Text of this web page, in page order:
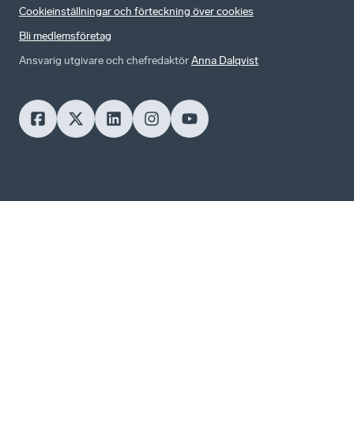
Cookieinställningar och förteckning över cookies
Bli medlemsföretag
Ansvarig utgivare och chefredaktörAnna Dalqvist